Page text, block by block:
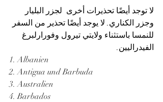
لا توجد أيضًا تحذيرات أخرى  لجزر البليار
وجزر الكناري. لا يوجد أيضًا تحذير من السفر
للنمسا باستثناء ولايتي تيرول وفورارلبرغ
الفيدراليين.
1. Albanien
2. Antigua und Barbuda
3. Australien
4. Barbados